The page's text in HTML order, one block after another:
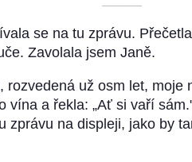
––––––––––
se na tu zprávu.
Zavolala jsem Janě.
rozvedená už osm let, moje
vína a řekla: „Ať si vaří
zprávu na displeji, jako by